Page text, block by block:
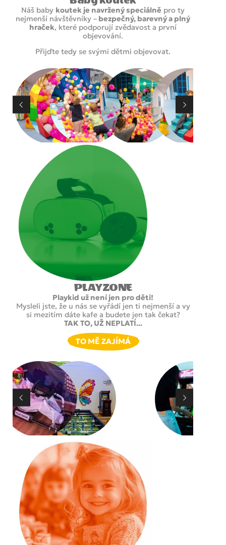
Náš baby koutek je navržený speciálně pro ty
nejmenší návštěvníky – bezpečný, barevný a plný
hraček, které podporují zvědavost a první
objevování.
Přijďte tedy se svými dětmi objevovat.
PLAYZONE
Playkid už není jen pro děti!
Mysleli jste, že u nás se vyřádí jen ti nejmenší a vy
si mezitím dáte kafe a budete jen tak čekat?
TAK TO, UŽ NEPLATÍ...
TO MĚ ZAJÍMÁ